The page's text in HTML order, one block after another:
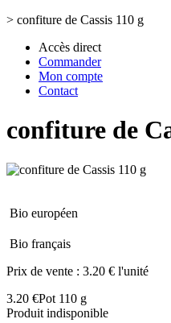
> confiture de Cassis 110 g
Accès direct
Commander
Mon compte
Contact
confiture de
Bio européen
Bio français
Prix de vente : 3.20 € l'unité
3.20 €Pot 110 g
Produit indisponible